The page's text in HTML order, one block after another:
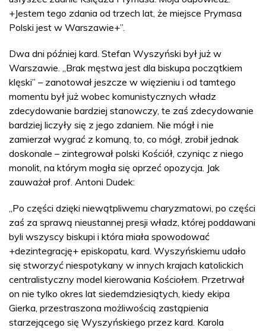
+Jestem tego zdania od trzech lat, że miejsce Prymasa
Polski jest w Warszawie+”.
Dwa dni później kard. Stefan Wyszyński był już w
Warszawie. „Brak męstwa jest dla biskupa początkiem
klęski” – zanotował jeszcze w więzieniu i od tamtego
momentu był już wobec komunistycznych władz
zdecydowanie bardziej stanowczy, te zaś zdecydowanie
bardziej liczyły się z jego zdaniem. Nie mógł i nie
zamierzał wygrać z komuną, to, co mógł, zrobił jednak
doskonale – zintegrował polski Kościół, czyniąc z niego
monolit, na którym mogła się oprzeć opozycja. Jak
zauważał prof. Antoni Dudek:
„Po części dzięki niewątpliwemu charyzmatowi, po części
zaś za sprawą nieustannej presji władz, której poddawani
byli wszyscy biskupi i która miała spowodować
+dezintegrację+ episkopatu, kard. Wyszyńskiemu udało
się stworzyć niespotykany w innych krajach katolickich
centralistyczny model kierowania Kościołem. Przetrwał
on nie tylko okres lat siedemdziesiątych, kiedy ekipa
Gierka, przestraszona możliwością zastąpienia
starzejącego się Wyszyńskiego przez kard. Karola